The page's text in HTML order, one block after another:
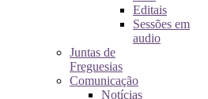
Editais
Sessões em
audio
Juntas de
Freguesias
Comunicação
Notícias